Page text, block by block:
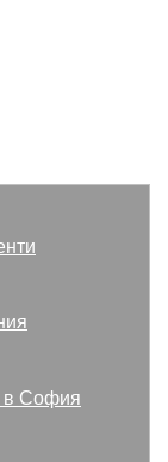
в София